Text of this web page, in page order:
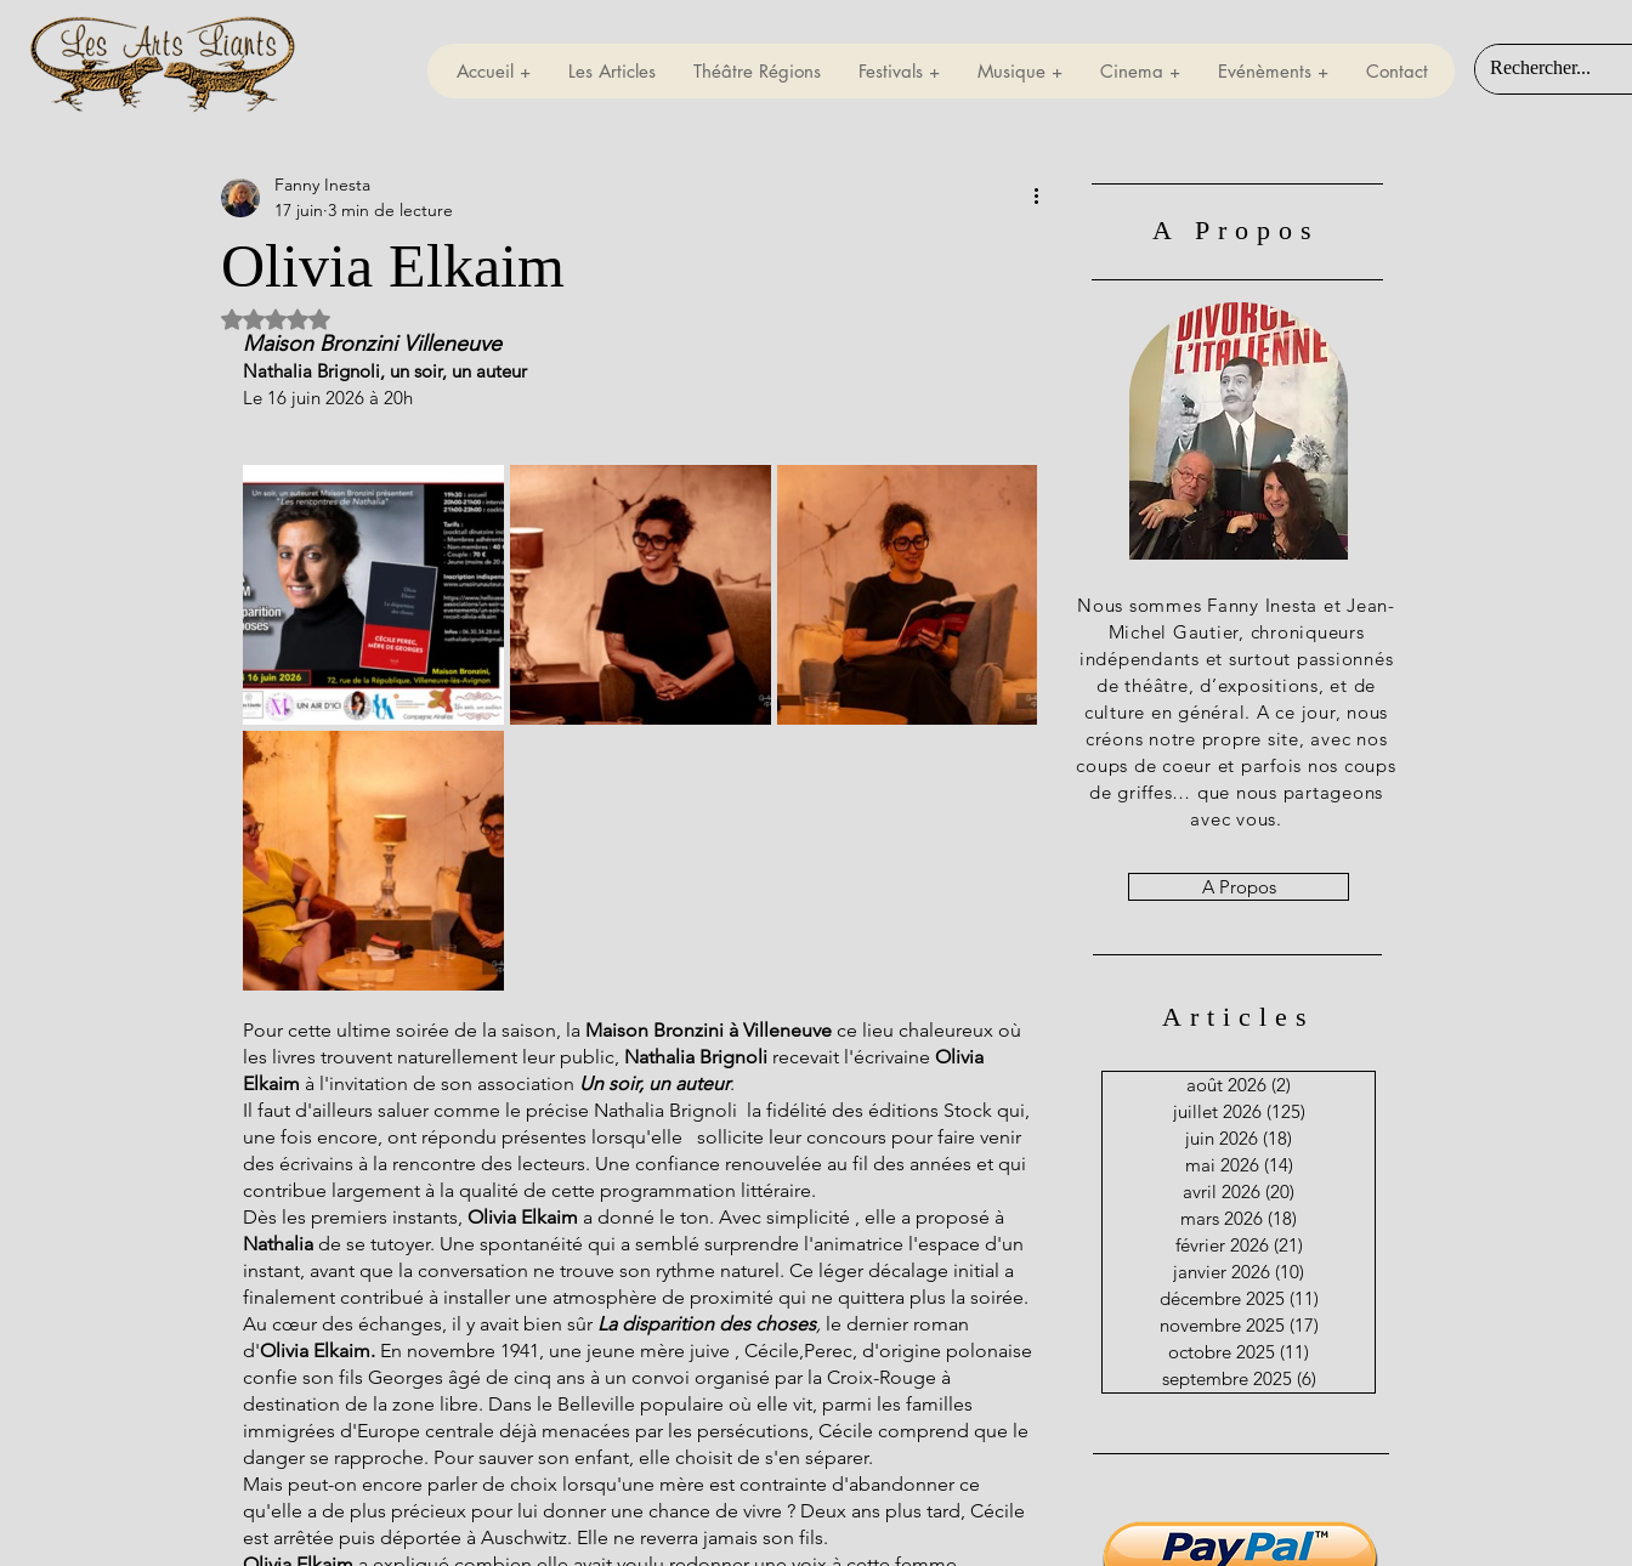
Accueil + Les Articles Théâtre Régions Festivals + Musique + Cinema + Evénèments + Contact
Olivia Elkaim
Fanny Inesta
17 juin 3 min de lecture
Noté NaN étoiles sur 5.
Maison Bronzini Villeneuve
Nathalia Brignoli, un soir, un auteur
Le 16 juin 2026 à 20h
Pour cette ultime soirée de la saison, la Maison Bronzini à Villeneuve ce lieu chaleureux où
les livres trouvent naturellement leur public, Nathalia Brignoli recevait l'écrivaine Olivia
Elkaim à l'invitation de son association Un soir, un auteur.
Il faut d'ailleurs saluer comme le précise Nathalia Brignoli  la fidélité des éditions Stock qui,
une fois encore, ont répondu présentes lorsqu'elle   sollicite leur concours pour faire venir
des écrivains à la rencontre des lecteurs. Une confiance renouvelée au fil des années et qui
contribue largement à la qualité de cette programmation littéraire.
Dès les premiers instants, Olivia Elkaim a donné le ton. Avec simplicité , elle a proposé à
Nathalia de se tutoyer. Une spontanéité qui a semblé surprendre l'animatrice l'espace d'un
instant, avant que la conversation ne trouve son rythme naturel. Ce léger décalage initial a
finalement contribué à installer une atmosphère de proximité qui ne quittera plus la soirée.
Au cœur des échanges, il y avait bien sûr La disparition des choses, le dernier roman
d'Olivia Elkaim. En novembre 1941, une jeune mère juive , Cécile,Perec, d'origine polonaise
confie son fils Georges âgé de cinq ans à un convoi organisé par la Croix-Rouge à
destination de la zone libre. Dans le Belleville populaire où elle vit, parmi les familles
immigrées d'Europe centrale déjà menacées par les persécutions, Cécile comprend que le
danger se rapproche. Pour sauver son enfant, elle choisit de s'en séparer.
Mais peut-on encore parler de choix lorsqu'une mère est contrainte d'abandonner ce
qu'elle a de plus précieux pour lui donner une chance de vivre ? Deux ans plus tard, Cécile
est arrêtée puis déportée à Auschwitz. Elle ne reverra jamais son fils.
A Propos
Nous sommes Fanny Inesta et Jean-
Michel Gautier, chroniqueurs
indépendants et surtout passionnés
de théâtre, d’expositions, et de
culture en général. A ce jour, nous
créons notre propre site, avec nos
coups de coeur et parfois nos coups
de griffes… que nous partageons
avec vous.
A Propos
Articles
août 2026 (2)
juillet 2026 (125)
juin 2026 (18)
mai 2026 (14)
avril 2026 (20)
mars 2026 (18)
février 2026 (21)
janvier 2026 (10)
décembre 2025 (11)
novembre 2025 (17)
octobre 2025 (11)
septembre 2025 (6)